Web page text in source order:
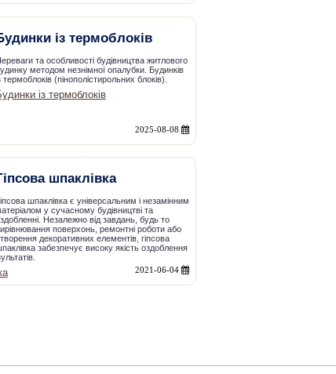
із термоблоків
та особливості будівництва житлового
методом незнімної опалубки. Будинків
термоблоків (пінополістирольних блоків).
із термоблоків
2025-08-08
шпаклівка
шпаклівка є універсальним і незамінним
у сучасному будівництві та
Незалежно від завдань, будь то
поверхонь, ремонтні роботи або
декоративних елементів, гіпсова
забезпечує високу якість оздоблення
2021-06-04